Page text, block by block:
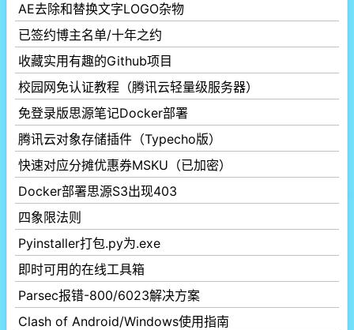
AE去除和替换文字LOGO杂物
已签约博主名单/十年之约
收藏实用有趣的Github项目
校园网免认证教程（腾讯云轻量级服务器）
免登录版思源笔记Docker部署
腾讯云对象存储插件（Typecho版）
快速对应分摊优惠券MSKU（已加密）
Docker部署思源S3出现403
四象限法则
Pyinstaller打包.py为.exe
即时可用的在线工具箱
Parsec报错-800/6023解决方案
Clash of Android/Windows使用指南